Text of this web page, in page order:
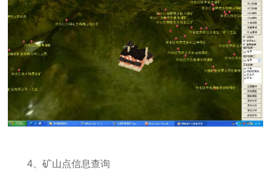
4、矿山点信息查询